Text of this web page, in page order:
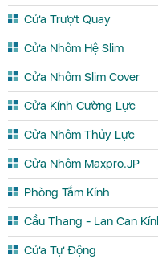
Cửa Trượt Quay
Cửa Nhôm Hệ Slim
Cửa Nhôm Slim Cover
Cửa Kính Cường Lực
Cửa Nhôm Thủy Lực
Cửa Nhôm Maxpro.JP
Phòng Tắm Kính
Cầu Thang - Lan Can
Cửa Tự Động